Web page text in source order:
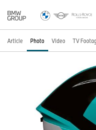
Article Photo Video TV